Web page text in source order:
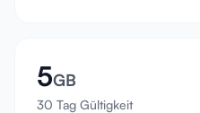
5GB
30 Tag Gültigkeit